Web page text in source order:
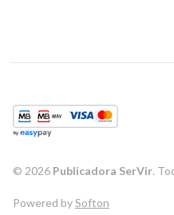
© 2026 Publicadora SerVir.
Powered bySofton